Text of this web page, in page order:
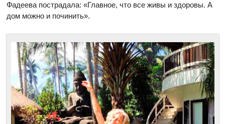
Фадеева пострадала: «Главное, что все живы и здоровы. А
дом можно и починить».